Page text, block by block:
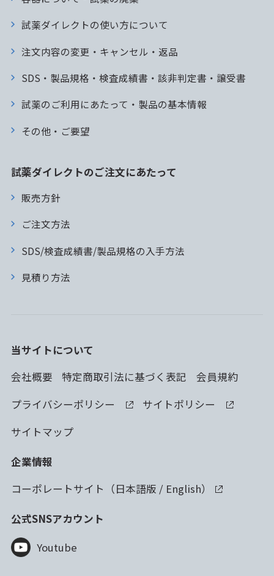
試薬ダイレクトの使い方について
注文内容の変更・キャンセル・返品
SDS・製品規格・検査成績書・該非判定書・譲受書
試薬のご利用にあたって・製品の基本情報
その他・ご要望
試薬ダイレクトのご注文にあたって
販売方針
ご注文方法
SDS/検査成績書/製品規格の入手方法
見積り方法
当サイトについて
会社概要
特定商取引法に基づく表記
会員規約
プライバシーポリシー
サイトポリシー
サイトマップ
企業情報
コーポレートサイト（日本語版 / English）
公式SNSアカウント
Youtube